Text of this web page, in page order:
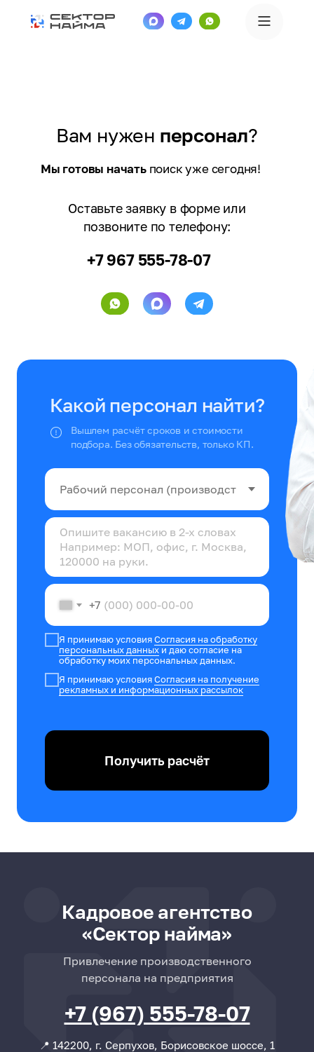
Вам нужен персонал?
+7 967 555-78-07
Оставьте заявку в форме или
позвоните по телефону:
Мы готовы начатьпоиск уже сегодня!
Какой персонал найти?
Вышлем расчёт сроков и стоимости
подбора. Без обязательств, только КП.
+7
Я принимаю условияСогласия на обработку
персональных данных и даю согласие на
обработку моих персональных данных.
Я принимаю условияСогласия на получение
рекламных и информационных рассылок
Получить расчёт
+7 (967) 555-78-07
📍 142200, г. Серпухов, Борисовское шоссе, 1
Привлечение производственного
персонала на предприятия
Кадровое агентство
«Сектор найма»